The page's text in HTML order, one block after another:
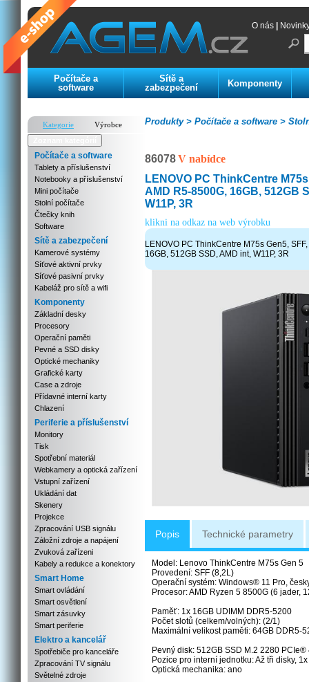
O nás
Počítače a
software
Sítě a
zabezpečení
Komponenty
Kategorie
Výrobce
Počítače a software
Tablety a příslušenství
Notebooky a příslušenství
Mini počítače
Stolní počítače
Čtečky knih
Software
Sítě a zabezpečení
Kamerové systémy
Síťové aktivní prvky
Síťové pasivní prvky
Kabeláž pro sítě a wifi
Komponenty
Základní desky
Procesory
Operační paměti
Pevné a SSD disky
Optické mechaniky
Grafické karty
Case a zdroje
Přídavné interní karty
Chlazení
Periferie a příslušenství
Monitory
Tisk
Spotřební materiál
Webkamery a optická zařízení
Vstupní zařízení
Ukládání dat
Skenery
Projekce
Zpracování USB signálu
Záložní zdroje a napájení
Zvuková zařízeni
Kabely a redukce a konektory
Smart Home
Smart ovládání
Smart osvětlení
Smart zásuvky
Smart periferie
Elektro a kancelář
Spotřebiče pro kanceláře
Zpracování TV signálu
Světelné zdroje
Počítače a software >
Produkty >
86078V nabídce
LENOVO PC ThinkCentre
AMD R5-8500G, 16GB, 512GB
W11P, 3R
klikni na odkaz na web výrobku
LENOVO PC ThinkCentre M75s Gen5,
16GB, 512GB SSD, AMD int, W11P, 3R
Popis Technické parametry
Model: Lenovo ThinkCentre M75s Gen 5
Provedení: SFF (8,2L)
Operační systém: Windows® 11 Pro,
Procesor: AMD Ryzen 5 8500G (6 jader,
Paměť: 1x 16GB UDIMM DDR5-5200
Počet slotů (celkem/volných): (2/1)
Maximální velikost paměti: 64GB DDR5-
Pevný disk: 512GB SSD M.2 2280
Pozice pro interní jednotku: Až tři disky,
Optická mechanika: ano